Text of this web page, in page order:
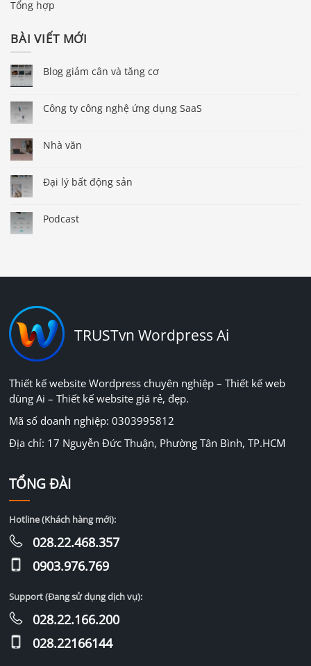
Tổng hợp
BÀI VIẾT MỚI
Blog giảm cân và tăng cơ
Công ty công nghệ ứng dụng SaaS
Nhà văn
Đại lý bất động sản
Podcast
TRUSTvn Wordpress Ai
Thiết kế website Wordpress chuyên nghiệp – Thiết kế web
dùng Ai – Thiết kế website giá rẻ, đẹp.
Mã số doanh nghiệp: 0303995812
Địa chỉ: 17 Nguyễn Đức Thuận, Phường Tân Bình, TP.HCM
TỔNG ĐÀI
Hotline (Khách hàng mới):
028.22.468.357
0903.976.769
Support (Đang sử dụng dịch vụ):
028.22.166.200
028.22166144